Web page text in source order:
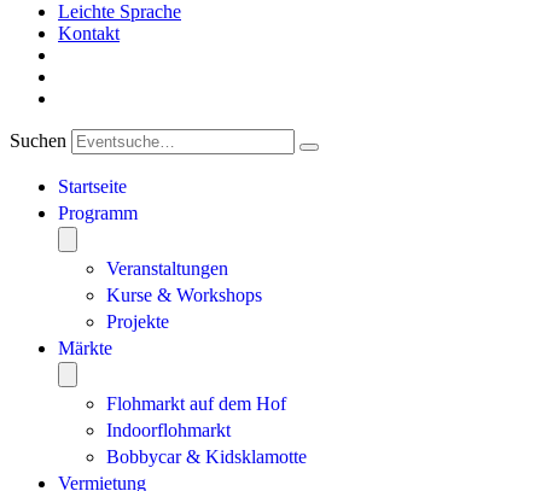
Leichte Sprache
Kontakt
Suchen
Startseite
Programm
Veranstaltungen
Kurse & Workshops
Projekte
Märkte
Flohmarkt auf dem Hof
Indoorflohmarkt
Bobbycar & Kidsklamotte
Vermietung